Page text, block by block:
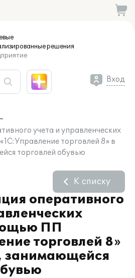
решения
Вход
учета и управленческих
торговлей 8» в
торговлей обувью
оперативного
ПП
торговлей 8»
занимающейся
К списку